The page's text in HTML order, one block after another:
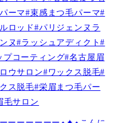
ーマ#束感まつ毛パーマ#
ロッド#パリジェンヌラ
ヌ#ラッシュアディクト#
コーティング#名古屋眉
ウサロン#ワックス脱毛#
ス脱毛#栄眉まつ毛パー
毛サロン